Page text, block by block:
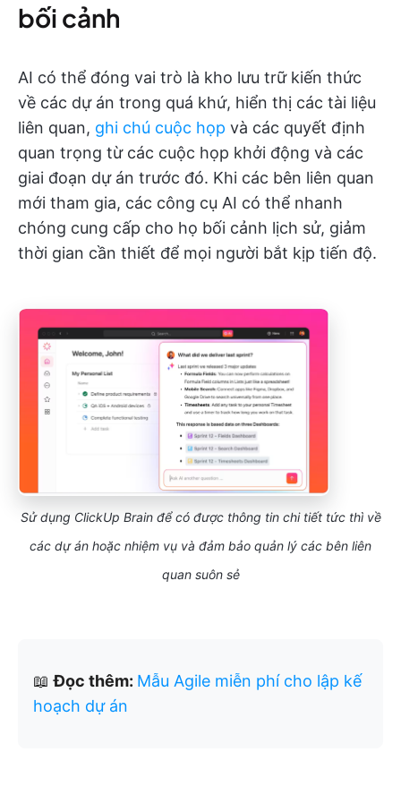
bối cảnh
AI có thể đóng vai trò là kho lưu trữ kiến thức
về các dự án trong quá khứ, hiển thị các tài liệu
liên quan, ghi chú cuộc họp và các quyết định
quan trọng từ các cuộc họp khởi động và các
giai đoạn dự án trước đó. Khi các bên liên quan
mới tham gia, các công cụ AI có thể nhanh
chóng cung cấp cho họ bối cảnh lịch sử, giảm
thời gian cần thiết để mọi người bắt kịp tiến độ.
Sử dụng ClickUp Brain để có được thông tin chi tiết tức thì về
các dự án hoặc nhiệm vụ và đảm bảo quản lý các bên liên
quan suôn sẻ
📖Đọc thêm: Mẫu Agile miễn phí cho lập kế
hoạch dự án